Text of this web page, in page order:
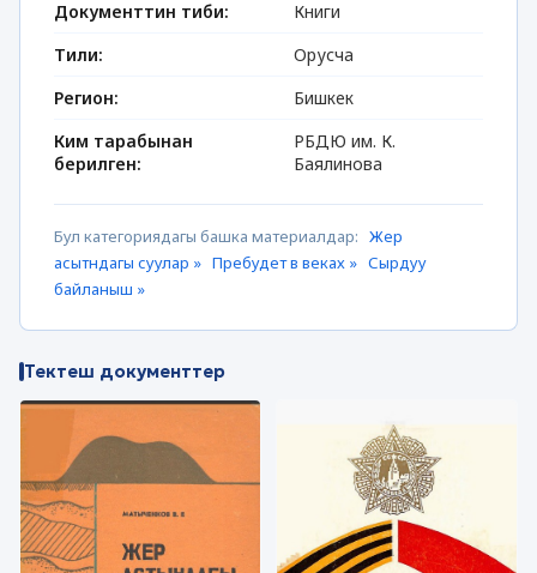
Документтин тиби:
Книги
Тили:
Орусча
Регион:
Бишкек
Ким тарабынан
берилген:
РБДЮ им. К.
Баялинова
Бул категориядагы башка материалдар: Жер
асытндагы суулар » Пребудет в веках » Сырдуу
байланыш »
Тектеш документтер